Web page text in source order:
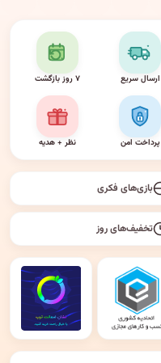
ارسال سریع ۷ روز بازگشت
پرداخت امن نظر + هدیه
بازی‌های فکری
تخفیف‌های روز